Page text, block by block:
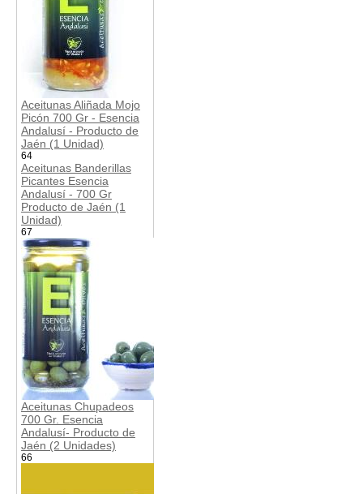
Aceitunas Aliñada Mojo
Picón 700 Gr - Esencia
Andalusí - Producto de
Jaén (1 Unidad)
64
Aceitunas Banderillas
Picantes Esencia
Andalusí - 700 Gr
Producto de Jaén (1
Unidad)
67
Aceitunas Chupadeos
700 Gr. Esencia
Andalusí- Producto de
Jaén (2 Unidades)
66